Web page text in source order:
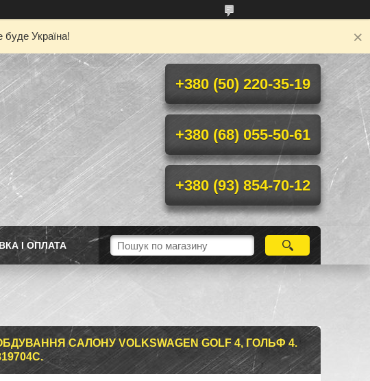
буде Україна!
+380 (50) 220-35-19
+380 (68) 055-50-61
+380 (93) 854-70-12
І ОПЛАТА
САЛОНУ VOLKSWAGEN GOLF 4, ГОЛЬФ 4.